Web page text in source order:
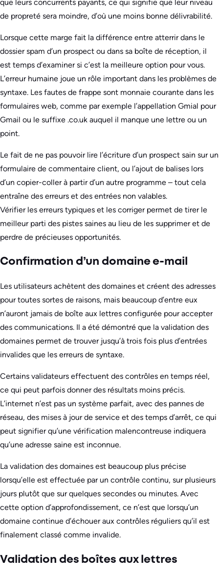
que leurs concurrents payants, ce qui signifie que leur niveau
de propreté sera moindre, d’où une moins bonne délivrabilité.
Lorsque cette marge fait la différence entre atterrir dans le
dossier spam d’un prospect ou dans sa boîte de réception, il
est temps d’examiner si c’est la meilleure option pour vous.
L’erreur humaine joue un rôle important dans les problèmes de
syntaxe. Les fautes de frappe sont monnaie courante dans les
formulaires web, comme par exemple l’appellation Gmial pour
Gmail ou le suffixe .co.uk auquel il manque une lettre ou un
point.
Le fait de ne pas pouvoir lire l’écriture d’un prospect sain sur un
formulaire de commentaire client, ou l’ajout de balises lors
d’un copier-coller à partir d’un autre programme – tout cela
entraîne des erreurs et des entrées non valables.
Vérifier les erreurs typiques et les corriger permet de tirer le
meilleur parti des pistes saines au lieu de les supprimer et de
perdre de précieuses opportunités.
Confirmation d’un domaine e-mail
Les utilisateurs achètent des domaines et créent des adresses
pour toutes sortes de raisons, mais beaucoup d’entre eux
n’auront jamais de boîte aux lettres configurée pour accepter
des communications. Il a été démontré que la validation des
domaines permet de trouver jusqu’à trois fois plus d’entrées
invalides que les erreurs de syntaxe.
Certains validateurs effectuent des contrôles en temps réel,
ce qui peut parfois donner des résultats moins précis.
L’internet n’est pas un système parfait, avec des pannes de
réseau, des mises à jour de service et des temps d’arrêt, ce qui
peut signifier qu’une vérification malencontreuse indiquera
qu’une adresse saine est inconnue.
La validation des domaines est beaucoup plus précise
lorsqu’elle est effectuée par un contrôle continu, sur plusieurs
jours plutôt que sur quelques secondes ou minutes. Avec
cette option d’approfondissement, ce n’est que lorsqu’un
domaine continue d’échouer aux contrôles réguliers qu’il est
finalement classé comme invalide.
Validation des boîtes aux lettres